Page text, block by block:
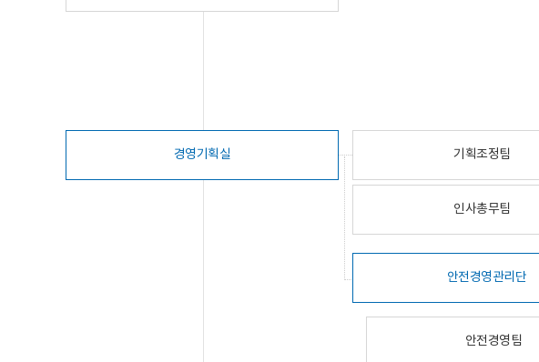
경영기획실 기획조정팀
인사총무팀
안전경영관리단
안전경영팀